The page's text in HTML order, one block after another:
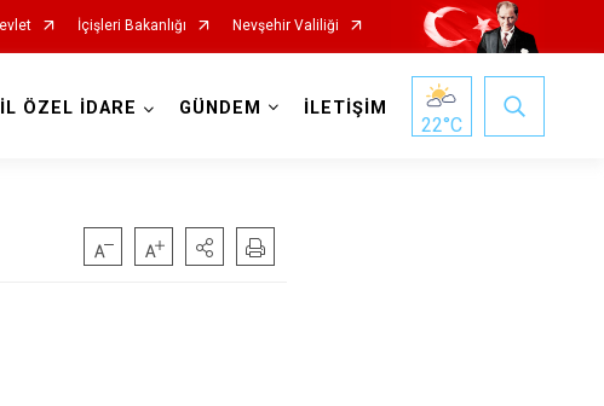
İçişleri Bakanlığı Nevşehir Valiliği
İL ÖZEL İDARE GÜNDEM İLETİŞİM
22°C